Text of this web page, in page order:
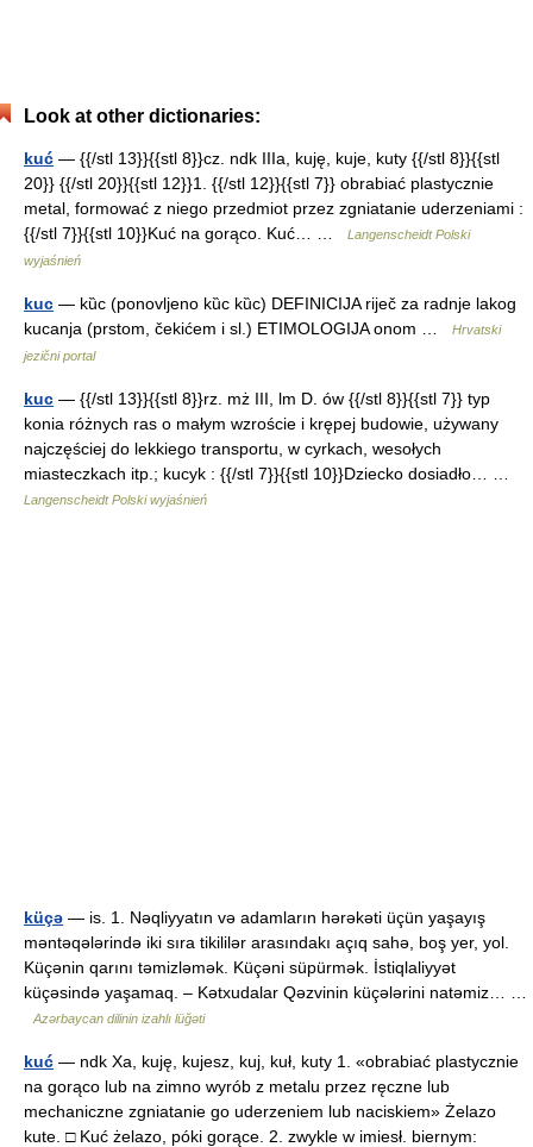
Look at other dictionaries:
kuć — {{/stl 13}}{{stl 8}}cz. ndk IIIa, kuję, kuje, kuty {{/stl 8}}{{stl
20}} {{/stl 20}}{{stl 12}}1. {{/stl 12}}{{stl 7}} obrabiać plastycznie
metal, formować z niego przedmiot przez zgniatanie uderzeniami :
{{/stl 7}}{{stl 10}}Kuć na gorąco. Kuć… …
Langenscheidt Polski
wyjaśnień
kuc — kȕc (ponovljeno kȕc kȕc) DEFINICIJA riječ za radnje lakog
kucanja (prstom, čekićem i sl.) ETIMOLOGIJA onom …
Hrvatski
jezični portal
kuc — {{/stl 13}}{{stl 8}}rz. mż III, lm D. ów {{/stl 8}}{{stl 7}} typ
konia różnych ras o małym wzroście i krępej budowie, używany
najczęściej do lekkiego transportu, w cyrkach, wesołych
miasteczkach itp.; kucyk : {{/stl 7}}{{stl 10}}Dziecko dosiadło… …
Langenscheidt Polski wyjaśnień
küçə — is. 1. Nəqliyyatın və adamların hərəkəti üçün yaşayış
məntəqələrində iki sıra tikililər arasındakı açıq sahə, boş yer, yol.
Küçənin qarını təmizləmək. Küçəni süpürmək. İstiqlaliyyət
küçəsində yaşamaq. – Kətxudalar Qəzvinin küçələrini natəmiz… …
Azərbaycan dilinin izahlı lüğəti
kuć — ndk Xa, kuję, kujesz, kuj, kuł, kuty 1. «obrabiać plastycznie
na gorąco lub na zimno wyrób z metalu przez ręczne lub
mechaniczne zgniatanie go uderzeniem lub naciskiem» Żelazo
kute. □ Kuć żelazo, póki gorące. 2. zwykle w imiesł. biernym: